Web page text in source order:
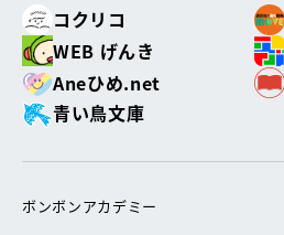
コクリコ
WEB げんき
Aneひめ.net
青い鳥文庫
ボンボンアカデミー